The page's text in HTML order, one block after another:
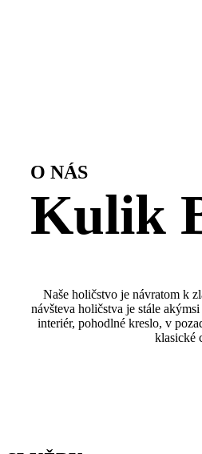
O NÁS
Kulik
Naše holičstvo je návratom k
návšteva holičstva je stále
interiér, pohodlné kreslo, v
klasické